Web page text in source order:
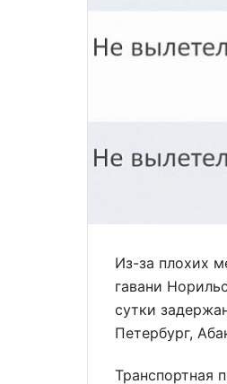
Из-за плохих
гавани
сутки
Петербург,
Транспортная